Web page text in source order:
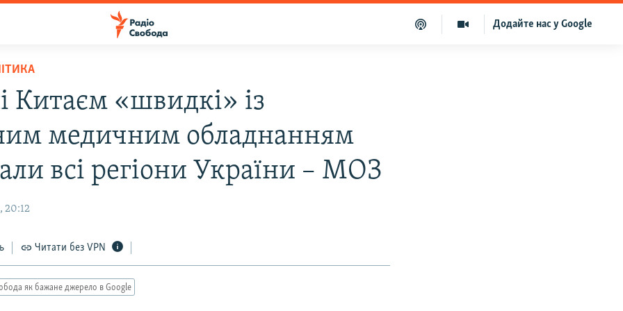
Додайте нас у Google
Китаєм «швидкі» із
медичним обладнанням
всі регіони України – МОЗ
20:12
Читати без VPN
як бажане джерело в Google